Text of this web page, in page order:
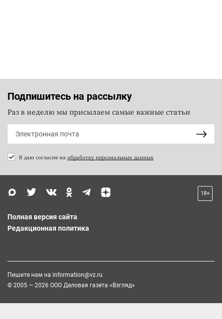
Подпишитесь на рассылку
Раз в неделю мы присылаем самые важные статьи
Я даю согласие на обработку персональных данных
18+
Полная версия сайта
Редакционная политика
Пишите нам на information@vz.ru
© 2005 — 2026 ООО Деловая газета «Взгляд»